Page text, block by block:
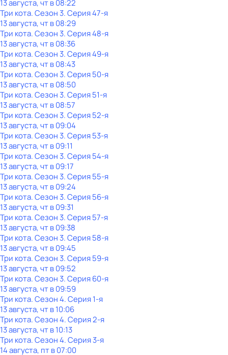
13 августа, чт в 08:22
Три кота. Сезон 3. Серия 47-я
13 августа, чт в 08:29
Три кота. Сезон 3. Серия 48-я
13 августа, чт в 08:36
Три кота. Сезон 3. Серия 49-я
13 августа, чт в 08:43
Три кота. Сезон 3. Серия 50-я
13 августа, чт в 08:50
Три кота. Сезон 3. Серия 51-я
13 августа, чт в 08:57
Три кота. Сезон 3. Серия 52-я
13 августа, чт в 09:04
Три кота. Сезон 3. Серия 53-я
13 августа, чт в 09:11
Три кота. Сезон 3. Серия 54-я
13 августа, чт в 09:17
Три кота. Сезон 3. Серия 55-я
13 августа, чт в 09:24
Три кота. Сезон 3. Серия 56-я
13 августа, чт в 09:31
Три кота. Сезон 3. Серия 57-я
13 августа, чт в 09:38
Три кота. Сезон 3. Серия 58-я
13 августа, чт в 09:45
Три кота. Сезон 3. Серия 59-я
13 августа, чт в 09:52
Три кота. Сезон 3. Серия 60-я
13 августа, чт в 09:59
Три кота. Сезон 4. Серия 1-я
13 августа, чт в 10:06
Три кота. Сезон 4. Серия 2-я
13 августа, чт в 10:13
Три кота. Сезон 4. Серия 3-я
14 августа, пт в 07:00